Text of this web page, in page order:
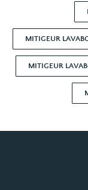
MITIGEUR
MITIGEUR